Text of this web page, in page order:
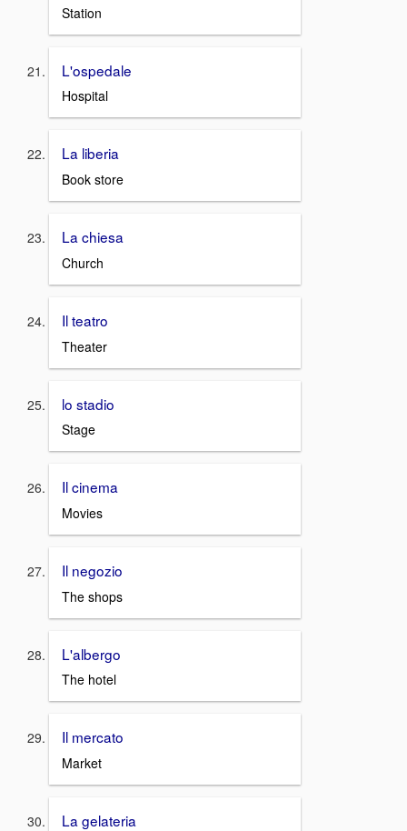
Station
L'ospedale
Hospital
La liberia
Book store
La chiesa
Church
Il teatro
Theater
lo stadio
Stage
Il cinema
Movies
Il negozio
The shops
L'albergo
The hotel
Il mercato
Market
La gelateria